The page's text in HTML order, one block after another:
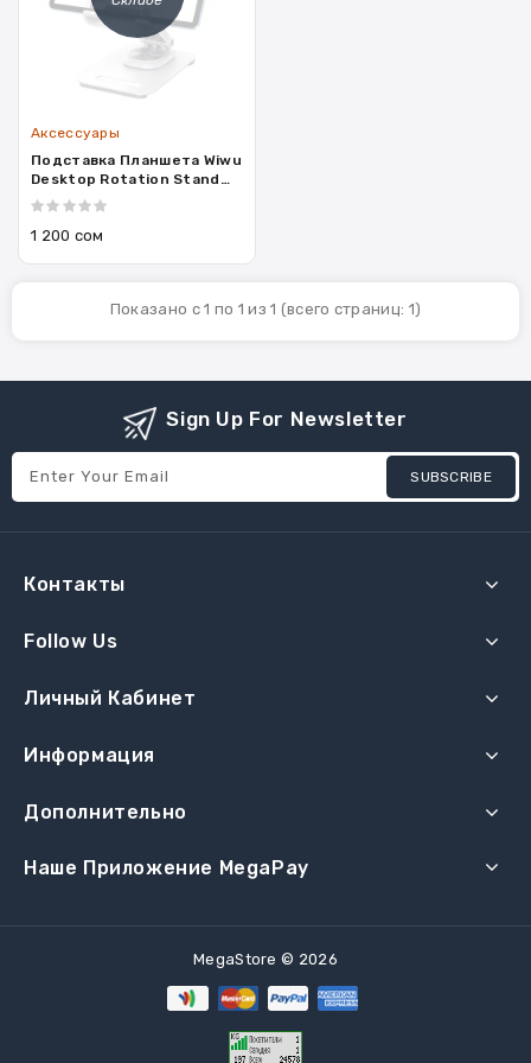
Аксессуары
Подставка Планшета Wiwu
Desktop Rotation Stand
For Tablet ZM-010
1 200 сом
Показано с 1 по 1 из 1 (всего страниц: 1)
Sign Up For Newsletter
SUBSCRIBE
Контакты
Follow Us
Личный Кабинет
Информация
Дополнительно
Наше Приложение MegaPay
MegaStore © 2026